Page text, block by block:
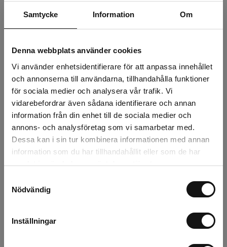
Samtycke Information Om
Denna webbplats använder cookies
Vi använder enhetsidentifierare för att anpassa innehållet
och annonserna till användarna, tillhandahålla funktioner
för sociala medier och analysera vår trafik. Vi
vidarebefordrar även sådana identifierare och annan
information från din enhet till de sociala medier och
annons- och analysföretag som vi samarbetar med.
Dessa kan i sin tur kombinera informationen med annan
information som du har tillhandahållit eller som de har
samlat in när du har använt deras tjänster.
Nödvändig
Inställningar
Årsta
Uppsala
Beskrivning
Recensioner